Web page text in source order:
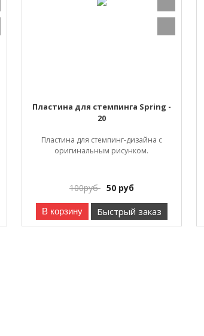
Пластина для стемпинга Spring -
20
Пластина для стемпинг-дизайна с
оригинальным рисунком.
100руб 50руб
В корзину Быстрый заказ